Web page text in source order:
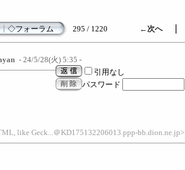
◇フォーラム 295 / 1220 ←次へ｜
- 24/5/28(火) 5:35 -
引用なし
パスワード
like Geck...＠KD175132206013.ppp-bb.dion.ne.jp>